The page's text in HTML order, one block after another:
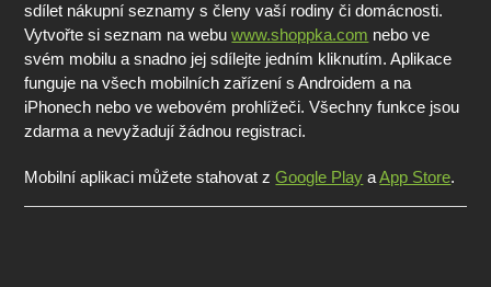
sdílet nákupní seznamy s členy vaší rodiny či domácnosti.
Vytvořte si seznam na webuwww.shoppka.com nebo ve
svém mobilu a snadno jej sdílejte jedním kliknutím. Aplikace
funguje na všech mobilních zařízení s Androidem a na
iPhonech nebo ve webovém prohlížeči. Všechny funkce jsou
zdarma a nevyžadují žádnou registraci.
Mobilní aplikaci můžete stahovat zGoogle Play aApp Store.